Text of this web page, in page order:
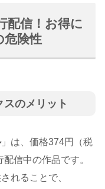
配信！お得に
危険性
のメリット
」は、価格374円（税
信中の作品です。
れることで、